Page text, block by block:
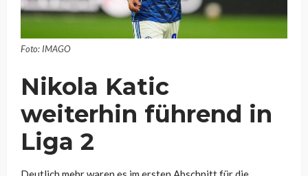
Foto: IMAGO
Nikola Katic
weiterhin führend in
Liga 2